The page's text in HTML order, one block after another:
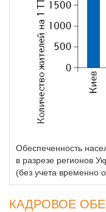
Обеспеченность
в разрезе регионов
(без учета временно
КАДРОВОЕ